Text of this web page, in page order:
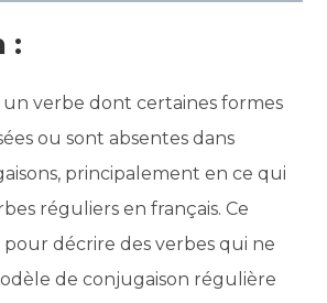
:
verbe dont certaines formes
ou sont absentes dans
principalement en ce qui
réguliers en français. Ce
décrire des verbes qui ne
de conjugaison régulière